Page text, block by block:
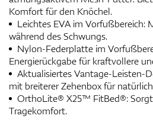
Komfort für den Knöchel.
Leichtes EVA im Vorfußbereich:
während des Schwungs.
Nylon-Federplatte im
Energierückgabe für kraftvollere
Aktualisiertes Vantage-Leisten-
mit breiterer Zehenbox für
OrthoLite® X25™ FitBed®:
Tragekomfort.